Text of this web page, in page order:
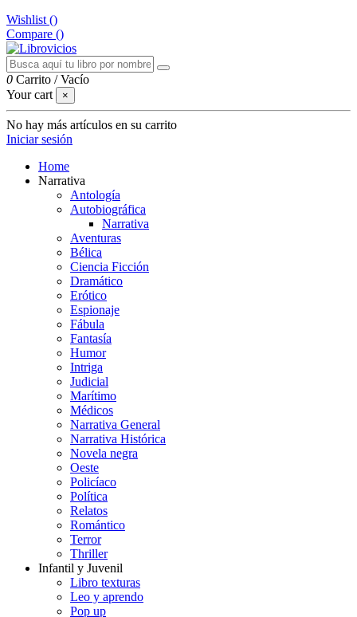
Wishlist ()
Compare ()
0 Carrito /Vacío
Your cart
×
No hay más artículos en su carrito
Iniciar sesión
Home
Narrativa
Antología
Autobiográfica
Narrativa
Aventuras
Bélica
Ciencia Ficción
Dramático
Erótico
Espionaje
Fábula
Fantasía
Humor
Intriga
Judicial
Marítimo
Médicos
Narrativa General
Narrativa Histórica
Novela negra
Oeste
Policíaco
Política
Relatos
Romántico
Terror
Thriller
Infantil y Juvenil
Libro texturas
Leo y aprendo
Pop up